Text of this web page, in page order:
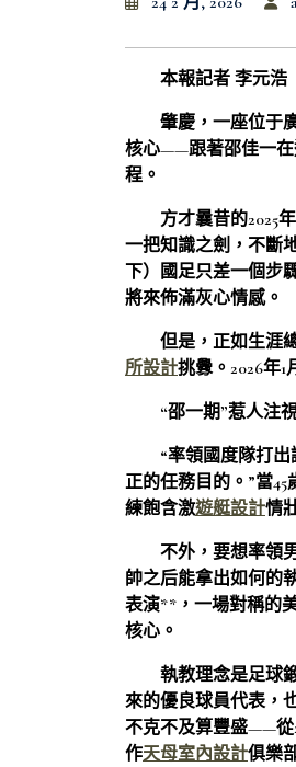
本報記者 李元浩
肇慶，一座位于
核心——跟著邵佳一在
程。
方才曩昔的2025
一把知識之劍，不斷
下）國足只差一個步
將來佈滿灰心情感。
但是，正如生涯
所設計挑釁。2026年
“邵一期”惹人注
“率領國度隊打
正的任務目的。”當
練飽含激遊艇設計情
不外，要想率領
帥之后能拿出如何的
表演**，一場對稱的
核心。
執教理念是足球
來的優良球員代表，
不克不及算豐盛——從
作天母室內設計俱樂